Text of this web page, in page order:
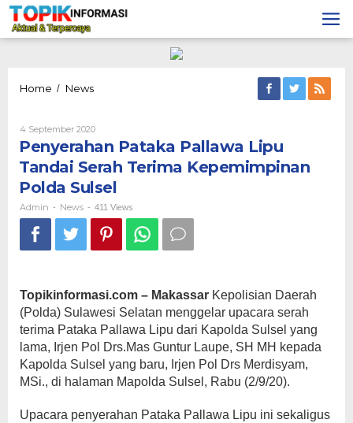
Lewati
konten
Home / NewsPenyerahan
Lipu
Tandai
Serah
Terima
Kepemimpinan
4 September 2020Oleh
Admin
Penyerahan Pataka Pallawa Lipu
Tandai Serah Terima Kepemimpinan
Polda Sulsel
Admin - News - 411 Views
Topikinformasi.com – Makassar Kepolisian Daerah
(Polda) Sulawesi Selatan menggelar upacara serah
terima Pataka Pallawa Lipu dari Kapolda Sulsel yang
lama, Irjen Pol Drs.Mas Guntur Laupe, SH MH kepada
Kapolda Sulsel yang baru, Irjen Pol Drs Merdisyam,
MSi., di halaman Mapolda Sulsel, Rabu (2/9/20).
Upacara penyerahan Pataka Pallawa Lipu ini sekaligus